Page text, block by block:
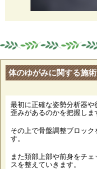
体のゆがみに関する施
最初に正確な姿勢分析器
歪みがあるのかを把握しま
その上で骨盤調整ブロッ
す。
また頚部上部や前身をチ
スを整えていきます。